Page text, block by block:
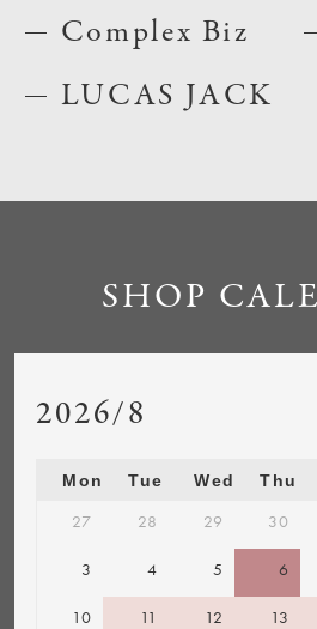
Complex Biz
LUCAS JACK
SHOP
2026/8
Mon Tue Wed Thu
27 28 29 30
3 4 5 6
10 11 12 13